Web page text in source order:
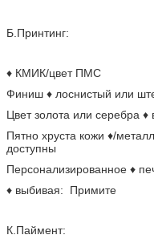
Б.Принтинг:
♦ КМИК/цвет ПМС
Финиш ♦ лоснистый или
Цвет золота или серебра ♦
Пятно хруста кожи ♦/
доступны
Персонализированное ♦
♦ выбивая: Примите
К.Паймент: